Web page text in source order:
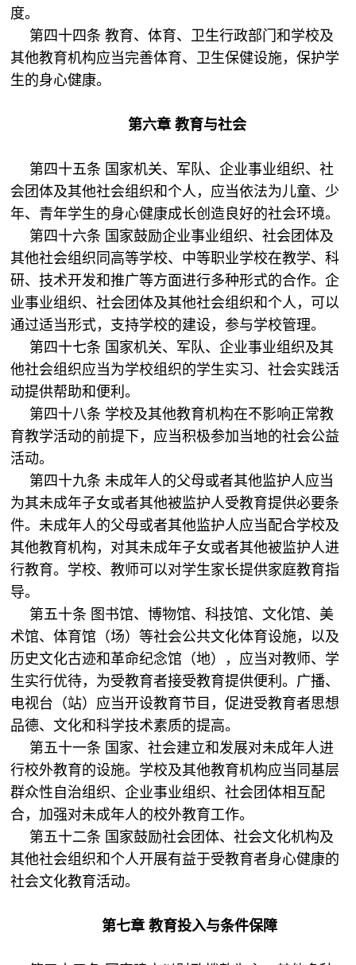
度。
第四十四条 教育、体育、卫生行政部门和学校及
其他教育机构应当完善体育、卫生保健设施，保护学
生的身心健康。
第六章 教育与社会
第四十五条 国家机关、军队、企业事业组织、社
会团体及其他社会组织和个人，应当依法为儿童、少
年、青年学生的身心健康成长创造良好的社会环境。
第四十六条 国家鼓励企业事业组织、社会团体及
其他社会组织同高等学校、中等职业学校在教学、科
研、技术开发和推广等方面进行多种形式的合作。企
业事业组织、社会团体及其他社会组织和个人，可以
通过适当形式，支持学校的建设，参与学校管理。
第四十七条 国家机关、军队、企业事业组织及其
他社会组织应当为学校组织的学生实习、社会实践活
动提供帮助和便利。
第四十八条 学校及其他教育机构在不影响正常教
育教学活动的前提下，应当积极参加当地的社会公益
活动。
第四十九条 未成年人的父母或者其他监护人应当
为其未成年子女或者其他被监护人受教育提供必要条
件。未成年人的父母或者其他监护人应当配合学校及
其他教育机构，对其未成年子女或者其他被监护人进
行教育。学校、教师可以对学生家长提供家庭教育指
导。
第五十条 图书馆、博物馆、科技馆、文化馆、美
术馆、体育馆（场）等社会公共文化体育设施，以及
历史文化古迹和革命纪念馆（地），应当对教师、学
生实行优待，为受教育者接受教育提供便利。广播、
电视台（站）应当开设教育节目，促进受教育者思想
品德、文化和科学技术素质的提高。
第五十一条 国家、社会建立和发展对未成年人进
行校外教育的设施。学校及其他教育机构应当同基层
群众性自治组织、企业事业组织、社会团体相互配
合，加强对未成年人的校外教育工作。
第五十二条 国家鼓励社会团体、社会文化机构及
其他社会组织和个人开展有益于受教育者身心健康的
社会文化教育活动。
第七章 教育投入与条件保障